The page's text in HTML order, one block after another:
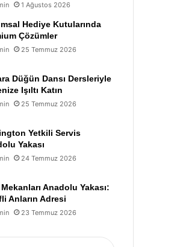
1 Ağustos 2026
Hediye Kutularında
Çözümler
25 Temmuz 2026
Düğün Dansı Dersleriyle
Işıltı Katın
25 Temmuz 2026
Yetkili Servis
Yakası
24 Temmuz 2026
Mekanları Anadolu Yakası:
Anların Adresi
23 Temmuz 2026